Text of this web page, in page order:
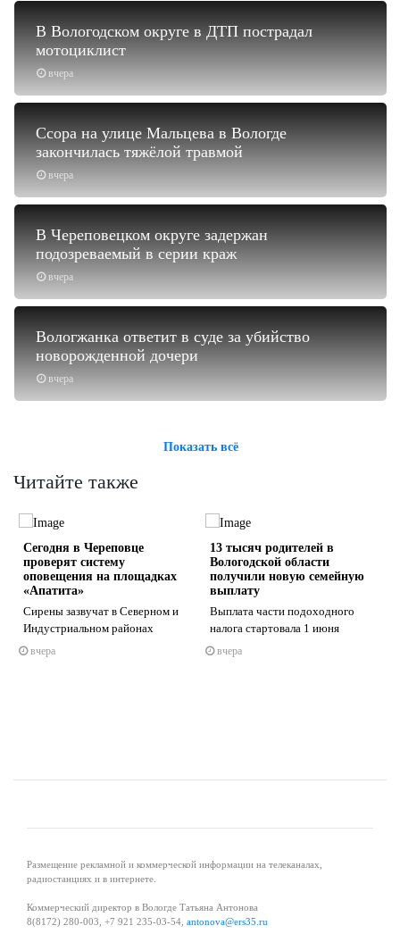
вчера
В Вологодском округе в ДТП пострадал
мотоциклист
вчера
Ссора на улице Мальцева в Вологде
закончилась тяжёлой травмой
вчера
В Череповецком округе задержан
подозреваемый в серии краж
вчера
Вологжанка ответит в суде за убийство
новорожденной дочери
Показать всё
Читайте также
Сегодня в Череповце
проверят систему
оповещения на площадках
«Апатита»
Сирены зазвучат в Северном и
Индустриальном районах
вчера
13 тысяч родителей в
Вологодской области
получили новую семейную
выплату
Выплата части подоходного
налога стартовала 1 июня
вчера
Размещение рекламной и коммерческой информации на телеканалах,
радиостанциях и в интернете.
Коммерческий директор в Вологде Татьяна Антонова
8(8172) 280-003, +7 921 235-03-54, antonova@ers35.ru